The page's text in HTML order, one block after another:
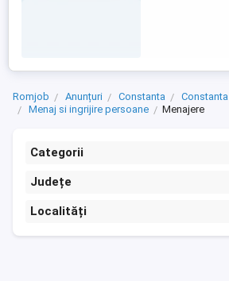
Romjob Anunțuri Constanta Constanta
Menaj si ingrijire persoane
Menajere
Categorii
Județe
Localități